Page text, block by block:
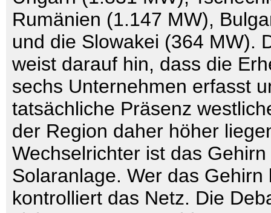
Rumänien (1.147 MW),
und die Slowakei (364 MW).
weist darauf hin, dass die
sechs Unternehmen erfasst
tatsächliche Präsenz
der Region daher höher
Wechselrichter ist das
Solaranlage. Wer das Gehirn
kontrolliert das Netz. Die